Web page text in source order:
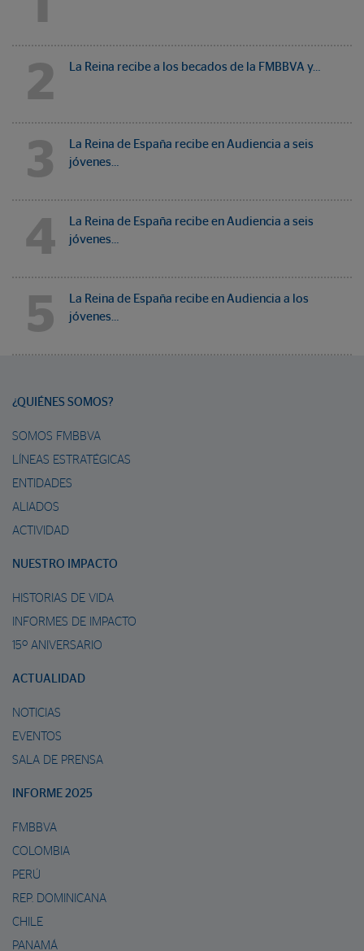
2 La Reina recibe a los becados de la FMBBVA y…
3
La Reina de España recibe en Audiencia a seis
jóvenes…
4
La Reina de España recibe en Audiencia a seis
jóvenes…
5
La Reina de España recibe en Audiencia a los
jóvenes…
¿QUIÉNES SOMOS?
SOMOS FMBBVA
LÍNEAS ESTRATÉGICAS
ENTIDADES
ALIADOS
ACTIVIDAD
NUESTRO IMPACTO
HISTORIAS DE VIDA
INFORMES DE IMPACTO
15º ANIVERSARIO
ACTUALIDAD
NOTICIAS
EVENTOS
SALA DE PRENSA
INFORME 2025
FMBBVA
COLOMBIA
PERÚ
REP. DOMINICANA
CHILE
PANAMÁ